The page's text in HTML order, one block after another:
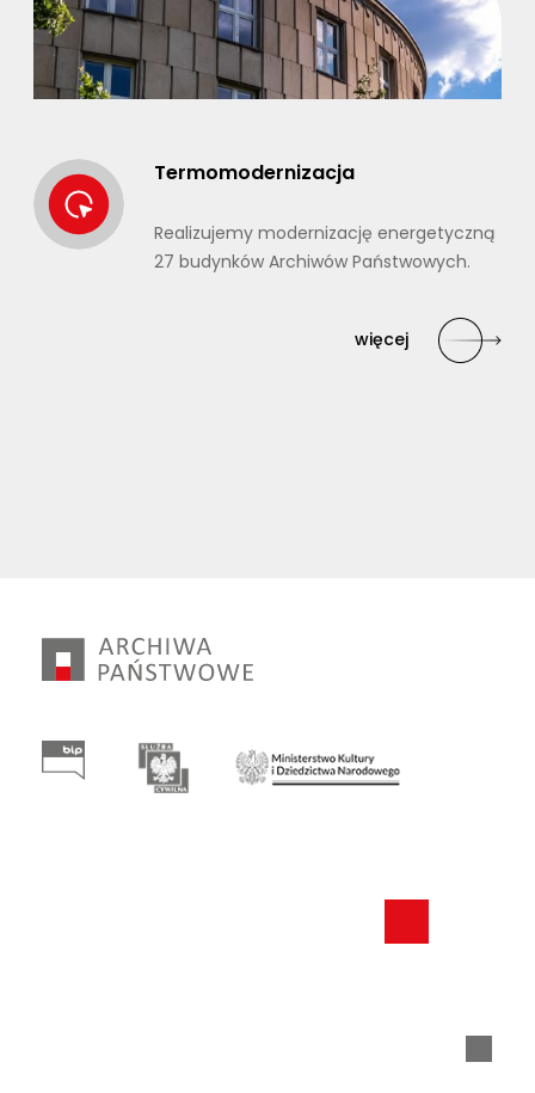
Termomodernizacja
Realizujemy modernizację energetyczną
27 budynków Archiwów Państwowych.
więcej